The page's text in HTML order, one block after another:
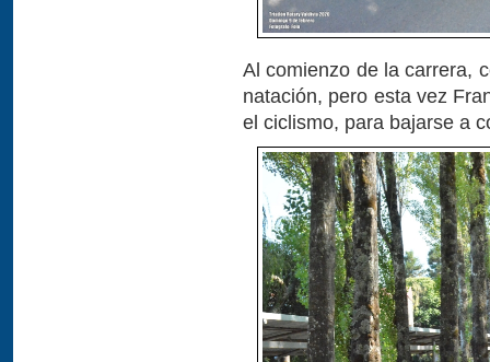
Al comienzo de la carrera,
natación, pero esta vez
el ciclismo, para bajarse a